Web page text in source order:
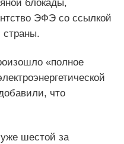
блокады,
ЭФЭ со ссылкой
страны.
«полное
что
уже шестой за